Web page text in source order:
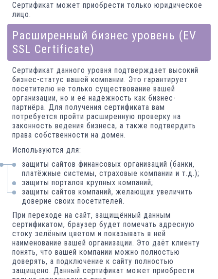
Сертификат может приобрести только юридическое
лицо.
Расширенный бизнес уровень (EV
SSL Certificate)
Сертификат данного уровня подтверждает высокий
бизнес-статус вашей компании. Это гарантирует
посетителю не только существование вашей
организации, но и её надёжность как бизнес-
партнёра. Для получения сертификата вам
потребуется пройти расширенную проверку на
законность ведения бизнеса, а также подтвердить
права собственности на домен.
Используются для:
защиты сайтов финансовых организаций (банки,
платёжные системы, страховые компании и т.д.);
защиты порталов крупных компаний;
защиты сайтов компаний, желающих увеличить
доверие своих посетителей.
При переходе на сайт, защищённый данным
сертификатом, браузер будет помечать адресную
стоку зелёным цветом и показывать в ней
наименование вашей организации. Это даёт клиенту
понять, что вашей компании можно полностью
доверять, а подключение к сайту полностью
защищено. Данный сертификат может приобрести